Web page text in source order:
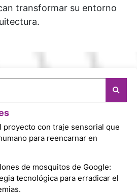
transformar su entorno
proyecto con traje sensorial que
para reencarnar en
de mosquitos de Google:
tecnológica para erradicar el